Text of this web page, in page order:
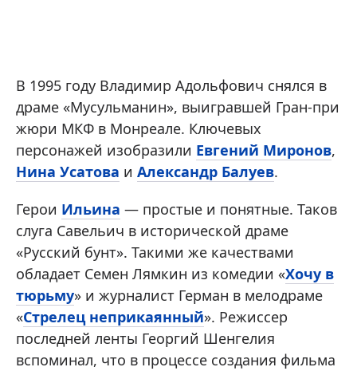
В 1995 году Владимир Адольфович снялся в
драме «Мусульманин», выигравшей Гран-при
жюри МКФ в Монреале. Ключевых
персонажей изобразили Евгений Миронов,
Нина Усатова и Александр Балуев.
Герои Ильина — простые и понятные. Таков
слуга Савельич в исторической драме
«Русский бунт». Такими же качествами
обладает Семен Лямкин из комедии «Хочу в
тюрьму» и журналист Герман в мелодраме
«Стрелец неприкаянный». Режиссер
последней ленты Георгий Шенгелия
вспоминал, что в процессе создания фильма